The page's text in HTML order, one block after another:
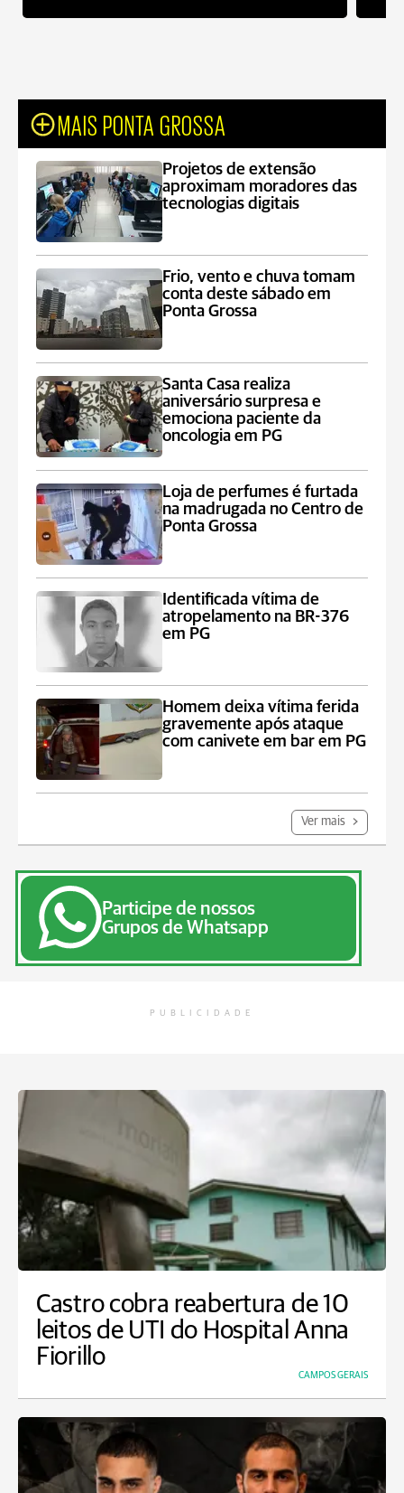
MAIS PONTA GROSSA
Projetos de extensão
aproximam moradores das
tecnologias digitais
Frio, vento e chuva tomam
conta deste sábado em
Ponta Grossa
Santa Casa realiza
aniversário surpresa e
emociona paciente da
oncologia em PG
Loja de perfumes é furtada
na madrugada no Centro de
Ponta Grossa
Identificada vítima de
atropelamento na BR-376
em PG
Homem deixa vítima ferida
gravemente após ataque
com canivete em bar em PG
Ver mais
Participe de nossos
Grupos de Whatsapp
PUBLICIDADE
Castro cobra reabertura de 10
leitos de UTI do Hospital Anna
Fiorillo
CAMPOS GERAIS